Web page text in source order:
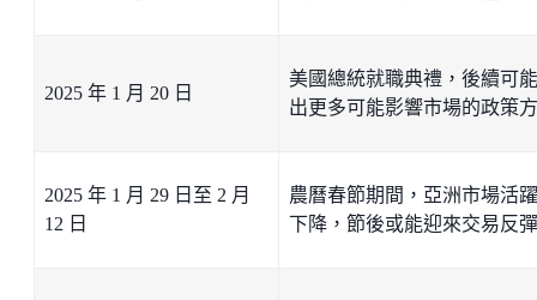
2025 年 1 月 20 日
美國總統就職典禮，後續可
出更多可能影響市場的政策
2025 年 1 月 29 日至 2 月
12 日
農曆春節期間，亞洲市場活
下降，節後或能迎來交易反彈